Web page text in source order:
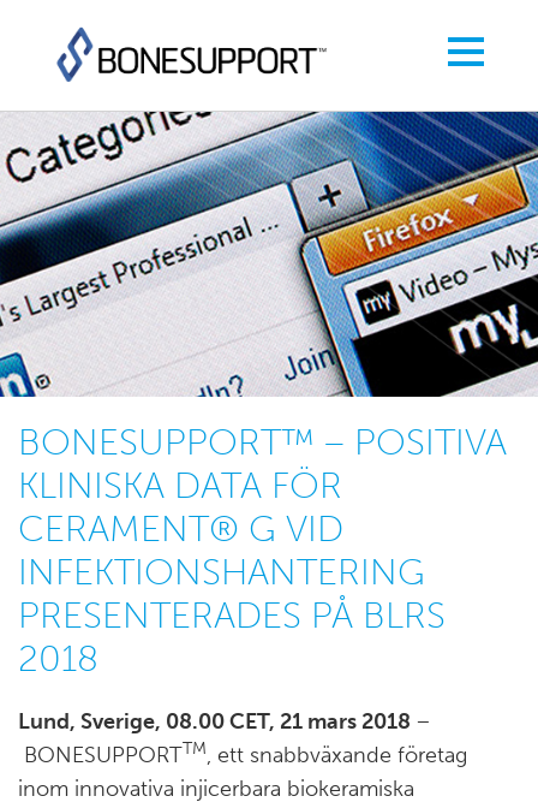
BONESUPPORT™ – POSITIVA
KLINISKA DATA FÖR
CERAMENT® G VID
INFEKTIONSHANTERING
PRESENTERADES PÅ BLRS
2018
Lund, Sverige, 08.00 CET, 21 mars 2018 –
BONESUPPORTTM, ett snabbväxande företag
inom innovativa injicerbara biokeramiska